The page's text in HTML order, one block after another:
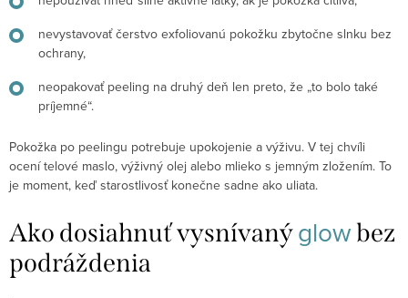
nevystavovať čerstvo exfoliovanú pokožku zbytočne slnku bez
ochrany,
neopakovať peeling na druhý deň len preto, že „to bolo také
príjemné“.
Pokožka po peelingu potrebuje upokojenie a výživu. V tej chvíli
ocení telové maslo, výživný olej alebo mlieko s jemným zložením. To
je moment, keď starostlivosť konečne sadne ako uliata.
Ako dosiahnuť vysnívanýglow bez
podráždenia